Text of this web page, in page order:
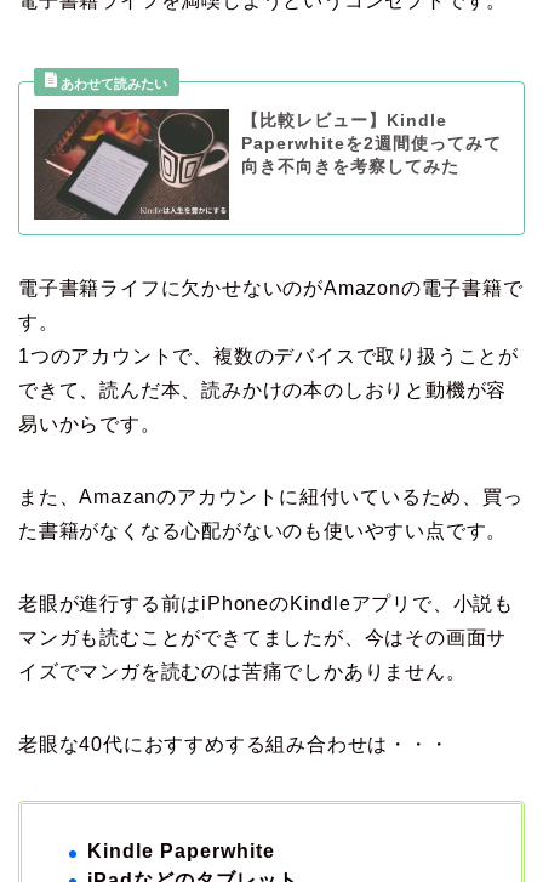
【比較レビュー】Kindle
Paperwhiteを2週間使ってみて
向き不向きを考察してみた
電子書籍ライフに欠かせないのがAmazonの電子書籍で
す。
1つのアカウントで、複数のデバイスで取り扱うことが
できて、読んだ本、読みかけの本のしおりと動機が容
易いからです。
また、Amazanのアカウントに紐付いているため、買っ
た書籍がなくなる心配がないのも使いやすい点です。
老眼が進行する前はiPhoneのKindleアプリで、小説も
マンガも読むことができてましたが、今はその画面サ
イズでマンガを読むのは苦痛でしかありません。
老眼な40代におすすめする組み合わせは・・・
Kindle Paperwhite